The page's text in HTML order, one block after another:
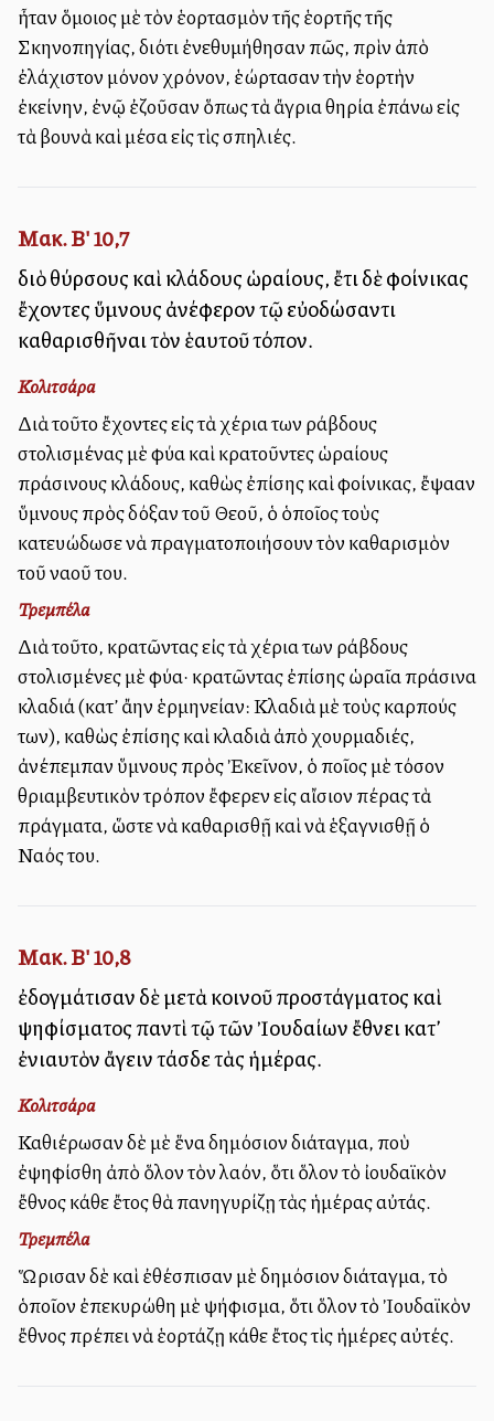
ἦταν ὅμοιος μὲ τὸν ἑορτασμὸν τῆς ἑορτῆς τῆς
Σκηνοπηγίας, διότι ἐνεθυμήθησαν πῶς, πρὶν ἀπὸ
ἐλάχιστον μόνον χρόνον, ἑώρτασαν τὴν ἑορτὴν
ἐκείνην, ἐνῷ ἐζοῦσαν ὅπως τὰ ἄγρια θηρία ἐπάνω εἰς
τὰ βουνὰ καὶ μέσα εἰς τὶς σπηλιές.
Μακ. Β' 10,7
διὸ θύρσους καὶ κλάδους ὡραίους, ἔτι δὲ φοίνικας
ἔχοντες ὕμνους ἀνέφερον τῷ εὐοδώσαντι
καθαρισθῆναι τὸν ἑαυτοῦ τόπον.
Κολιτσάρα
Διὰ τοῦτο ἔχοντες εἰς τὰ χέρια των ράβδους
στολισμένας μὲ φύλλα καὶ κρατοῦντες ὡραίους
πράσινους κλάδους, καθὼς ἐπίσης καὶ φοίνικας, ἔψαλλαν
ὕμνους πρὸς δόξαν τοῦ Θεοῦ, ὁ ὁποῖος τοὺς
κατευώδωσε νὰ πραγματοποιήσουν τὸν καθαρισμὸν
τοῦ ναοῦ του.
Τρεμπέλα
Διὰ τοῦτο, κρατῶντας εἰς τὰ χέρια των ράβδους
στολισμένες μὲ φύλλα· κρατῶντας ἐπίσης ὡραῖα πράσινα
κλαδιά (κατ’ ἄλλην ἑρμηνείαν: Κλαδιὰ μὲ τοὺς καρπούς
των), καθὼς ἐπίσης καὶ κλαδιὰ ἀπὸ χουρμαδιές,
ἀνέπεμπαν ὕμνους πρὸς Ἐκεῖνον, ὁ Ὁποῖος μὲ τόσον
θριαμβευτικὸν τρόπον ἔφερεν εἰς αἴσιον πέρας τὰ
πράγματα, ὥστε νὰ καθαρισθῇ καὶ νὰ ἑξαγνισθῇ ὁ
Ναός του.
Μακ. Β' 10,8
ἐδογμάτισαν δὲ μετὰ κοινοῦ προστάγματος καὶ
ψηφίσματος παντὶ τῷ τῶν Ἰουδαίων ἔθνει κατ’
ἐνιαυτὸν ἄγειν τάσδε τὰς ἡμέρας.
Κολιτσάρα
Καθιέρωσαν δὲ μὲ ἕνα δημόσιον διάταγμα, ποὺ
ἐψηφίσθη ἀπὸ ὅλον τὸν λαόν, ὅτι ὅλον τὸ ἰουδαϊκὸν
ἔθνος κάθε ἔτος θὰ πανηγυρίζῃ τὰς ἡμέρας αὐτάς.
Τρεμπέλα
Ὥρισαν δὲ καὶ ἐθέσπισαν μὲ δημόσιον διάταγμα, τὸ
ὁποῖον ἐπεκυρώθη μὲ ψήφισμα, ὅτι ὅλον τὸ Ἰουδαϊκὸν
ἔθνος πρέπει νὰ ἑορτάζῃ κάθε ἔτος τὶς ἡμέρες αὐτές.